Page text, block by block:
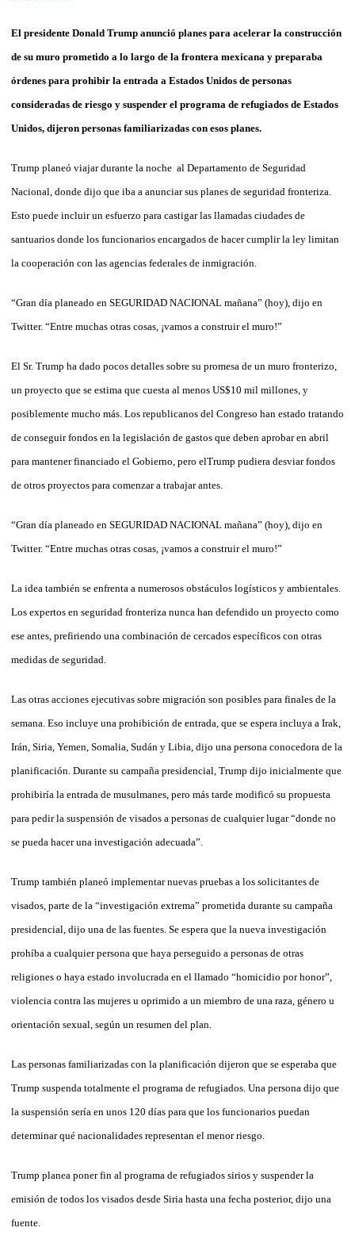
El presidente Donald Trump anunció planes para acelerar la construcción
de su muro prometido a lo largo de la frontera mexicana y preparaba
órdenes para prohibir la entrada a Estados Unidos de personas
consideradas de riesgo y suspender el programa de refugiados de Estados
Unidos, dijeron personas familiarizadas con esos planes.
Trump planeó viajar durante la noche al Departamento de Seguridad
Nacional, donde dijo que iba a anunciar sus planes de seguridad fronteriza.
Esto puede incluir un esfuerzo para castigar las llamadas ciudades de
santuarios donde los funcionarios encargados de hacer cumplir la ley limitan
la cooperación con las agencias federales de inmigración.
“Gran día planeado en SEGURIDAD NACIONAL mañana” (hoy), dijo en
Twitter. “Entre muchas otras cosas, ¡vamos a construir el muro!”
El Sr. Trump ha dado pocos detalles sobre su promesa de un muro fronterizo,
un proyecto que se estima que cuesta al menos US$10 mil millones, y
posiblemente mucho más. Los republicanos del Congreso han estado tratando
de conseguir fondos en la legislación de gastos que deben aprobar en abril
para mantener financiado el Gobierno, pero elTrump pudiera desviar fondos
de otros proyectos para comenzar a trabajar antes.
“Gran día planeado en SEGURIDAD NACIONAL mañana” (hoy), dijo en
Twitter. “Entre muchas otras cosas, ¡vamos a construir el muro!”
La idea también se enfrenta a numerosos obstáculos logísticos y ambientales.
Los expertos en seguridad fronteriza nunca han defendido un proyecto como
ese antes, prefiriendo una combinación de cercados específicos con otras
medidas de seguridad.
Las otras acciones ejecutivas sobre migración son posibles para finales de la
semana. Eso incluye una prohibición de entrada, que se espera incluya a Irak,
Irán, Siria, Yemen, Somalia, Sudán y Libia, dijo una persona conocedora de la
planificación. Durante su campaña presidencial, Trump dijo inicialmente que
prohibiría la entrada de musulmanes, pero más tarde modificó su propuesta
para pedir la suspensión de visados a personas de cualquier lugar “donde no
se pueda hacer una investigación adecuada”.
Trump también planeó implementar nuevas pruebas a los solicitantes de
visados, parte de la “investigación extrema” prometida durante su campaña
presidencial, dijo una de las fuentes. Se espera que la nueva investigación
prohíba a cualquier persona que haya perseguido a personas de otras
religiones o haya estado involucrada en el llamado “homicidio por honor”,
violencia contra las mujeres u oprimido a un miembro de una raza, género u
orientación sexual, según un resumen del plan.
Las personas familiarizadas con la planificación dijeron que se esperaba que
Trump suspenda totalmente el programa de refugiados. Una persona dijo que
la suspensión sería en unos 120 días para que los funcionarios puedan
determinar qué nacionalidades representan el menor riesgo.
Trump planea poner fin al programa de refugiados sirios y suspender la
emisión de todos los visados desde Siria hasta una fecha posterior, dijo una
fuente.